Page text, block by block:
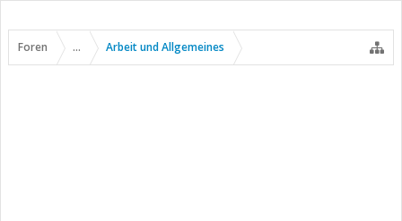
Foren ... Arbeit und Allgemeines